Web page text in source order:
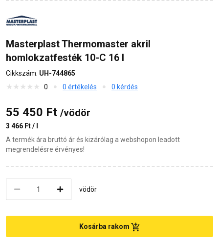
Masterplast Thermomaster akril
homlokzatfesték 10-C 16 l
Cikkszám: UH-744865
0
0 értékelés 0 kérdés
55 450 Ft /vödör
3 466 Ft / l
A termék ára bruttó ár és kizárólag a webshopon leadott
megrendelésre érvényes!
vödör
Kosárba rakom